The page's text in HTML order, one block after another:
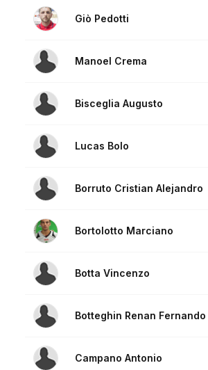
Giò Pedotti
Manoel Crema
Bisceglia Augusto
Lucas Bolo
Borruto Cristian Alejandro
Bortolotto Marciano
Botta Vincenzo
Botteghin Renan Fernando
Campano Antonio